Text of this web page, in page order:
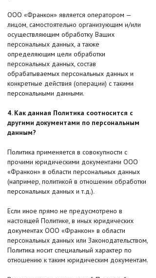
ООО «Франкон» является оператором —
лицом, самостоятельно организующим и/или
осуществляющим обработку Ваших
персональных данных, а также
определяющим цели обработки
персональных данных, состав
обрабатываемых персональных данных и
конкретные действия (операции) с такими
персональными данными.
4. Как данная Политика соотносится с
другими документами по персональным
данным?
Политика применяется в совокупности с
прочими юридическими документами ООО
«Франкон» в области персональных данных
(например, политикой в отношении обработки
персональных данных и т.д.).
Если иное прямо не предусмотрено в
настоящей Политике, в иных юридических
документах ООО «Франкон» в области
персональных данных или Законодательством,
Политика носит специальный характер по
отношению к таким юридическим документам.